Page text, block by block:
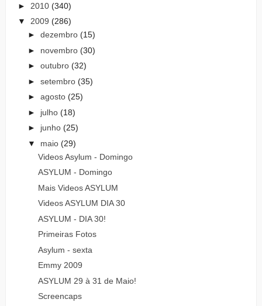
► 2010 (340)
▼ 2009 (286)
► dezembro (15)
► novembro (30)
► outubro (32)
► setembro (35)
► agosto (25)
► julho (18)
► junho (25)
▼ maio (29)
Videos Asylum - Domingo
ASYLUM - Domingo
Mais Videos ASYLUM
Videos ASYLUM DIA 30
ASYLUM - DIA 30!
Primeiras Fotos
Asylum - sexta
Emmy 2009
ASYLUM 29 à 31 de Maio!
Screencaps